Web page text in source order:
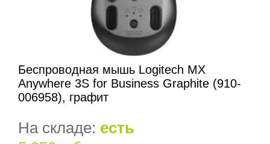
Беспроводная мышь Logitech MX
Anywhere 3S for Business Graphite (910-
006958), графит
На складе: есть